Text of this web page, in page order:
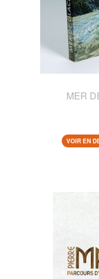
MER
VOIR EN